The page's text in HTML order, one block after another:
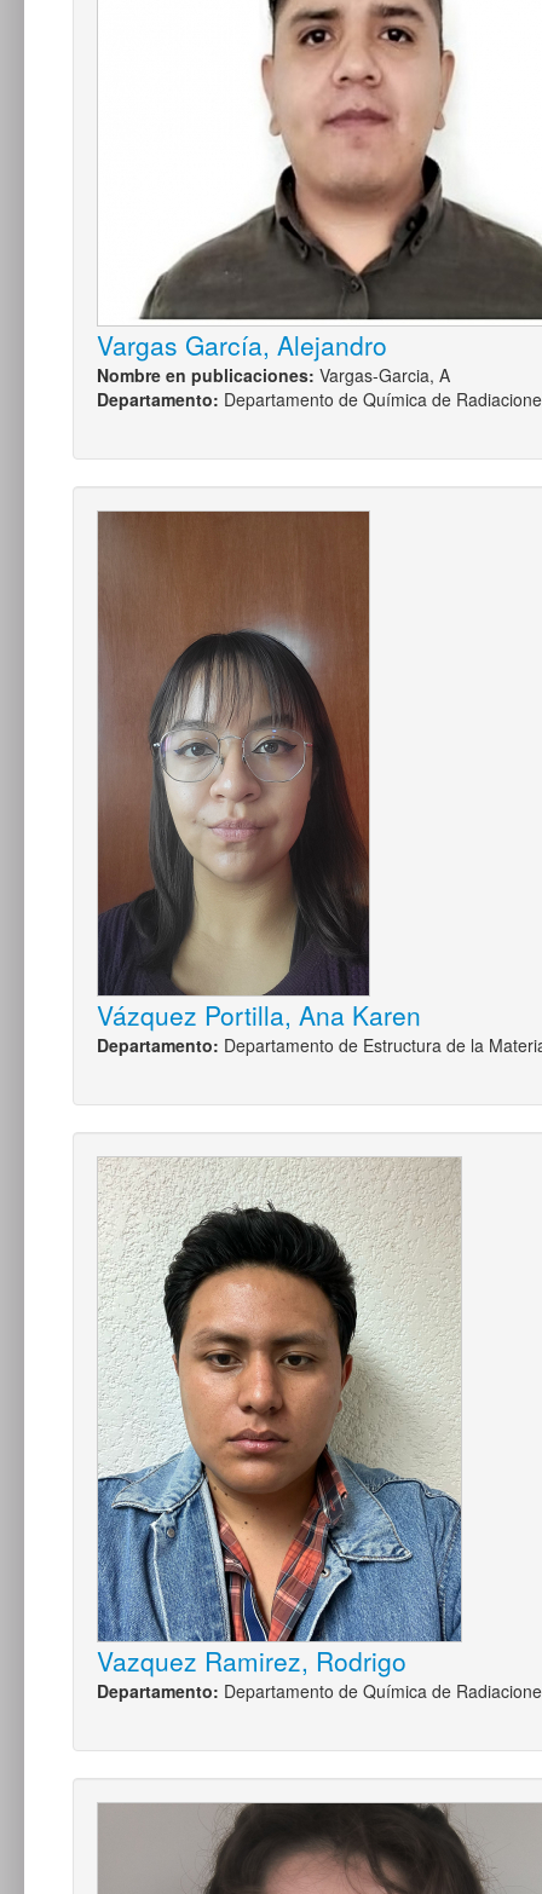
Vargas García, Alejandro
Nombre en publicaciones: Vargas-Garcia, A
Departamento: Departamento de Química de
Vázquez Portilla, Ana Karen
Departamento: Departamento de Estructura de la
Vazquez Ramirez, Rodrigo
Departamento: Departamento de Química de